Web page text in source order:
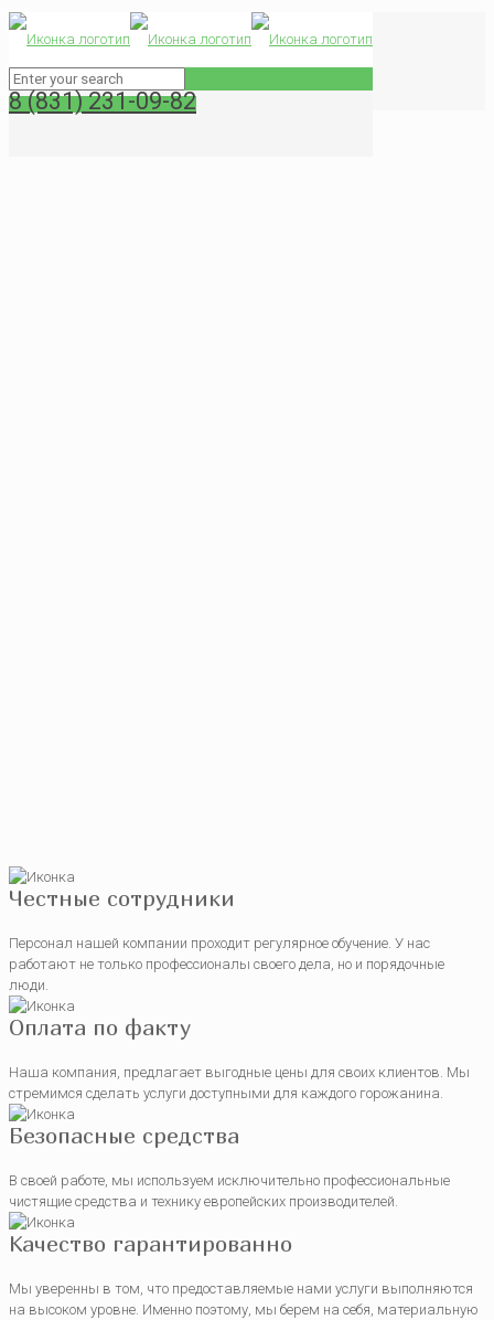
8 (831) 231-09-82
Уборка предприятий в Нижнем Новгороде
Уборка помещений
Уборка предприятий в Нижнем Новгороде
Честные сотрудники
Персонал нашей компании проходит регулярное обучение. У нас
работают не только профессионалы своего дела, но и порядочные
люди.
Оплата по факту
Наша компания, предлагает выгодные цены для своих клиентов. Мы
стремимся сделать услуги доступными для каждого горожанина.
Безопасные средства
В своей работе, мы используем исключительно профессиональные
чистящие средства и технику европейских производителей.
Качество гарантированно
Мы уверенны в том, что предоставляемые нами услуги выполняются
на высоком уровне. Именно поэтому, мы берем на себя, материальную